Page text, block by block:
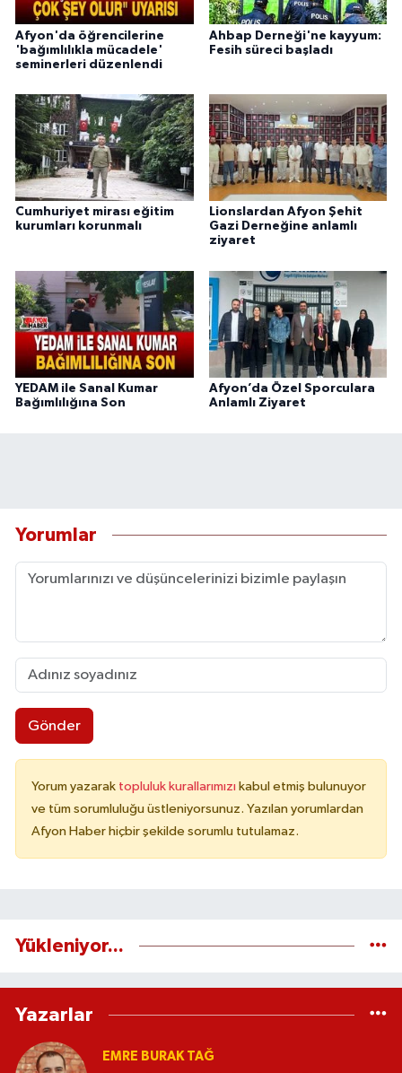
Afyon'da öğrencilerine
'bağımlılıkla mücadele'
seminerleri düzenlendi
Ahbap Derneği'ne kayyum:
Fesih süreci başladı
Cumhuriyet mirası eğitim
kurumları korunmalı
Lionslardan Afyon Şehit
Gazi Derneğine anlamlı
ziyaret
YEDAM ile Sanal Kumar
Bağımlılığına Son
Afyon’da Özel Sporculara
Anlamlı Ziyaret
Yorumlar
Gönder
Yorum yazarak topluluk kurallarımızı kabul etmiş bulunuyor
ve tüm sorumluluğu üstleniyorsunuz. Yazılan yorumlardan
Afyon Haber hiçbir şekilde sorumlu tutulamaz.
Yükleniyor...
Yazarlar
EMRE BURAK TAĞ